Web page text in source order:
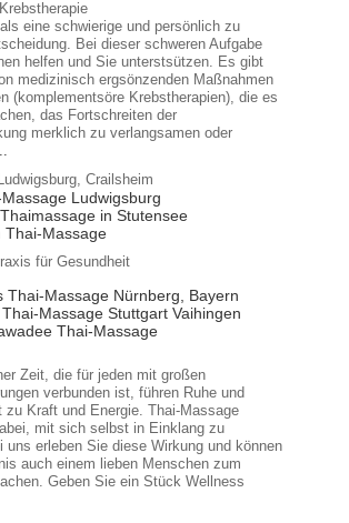
eine schwierige und persönlich zu
Bei dieser schweren Aufgabe
helfen und Sie unterstsützen. Es gibt
medizinisch ergsönzenden Maßnahmen
(komplementsöre Krebstherapien), die es
das Fortschreiten der
merklich zu verlangsamen oder
Crailsheim
Ludwigsburg
in Stutensee
Thai-Massage
für Gesundheit
Thai-Massage Nürnberg, Bayern
Thai-Massage Stuttgart Vaihingen
Thai-Massage
Zeit, die für jeden mit großen
verbunden ist, führen Ruhe und
zu Kraft und Energie. Thai-Massage
mit sich selbst in Einklang zu
uns erleben Sie diese Wirkung und können
auch einem lieben Menschen zum
Geben Sie ein Stück Wellness